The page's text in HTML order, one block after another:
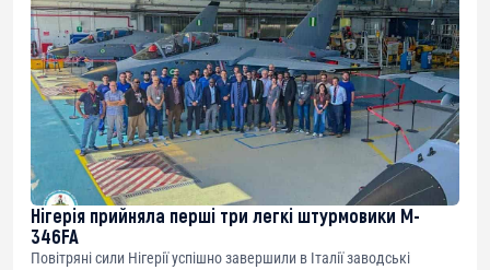
Нігерія прийняла перші три легкі штурмовики M-
346FA
Повітряні сили Нігерії успішно завершили в Італії заводські